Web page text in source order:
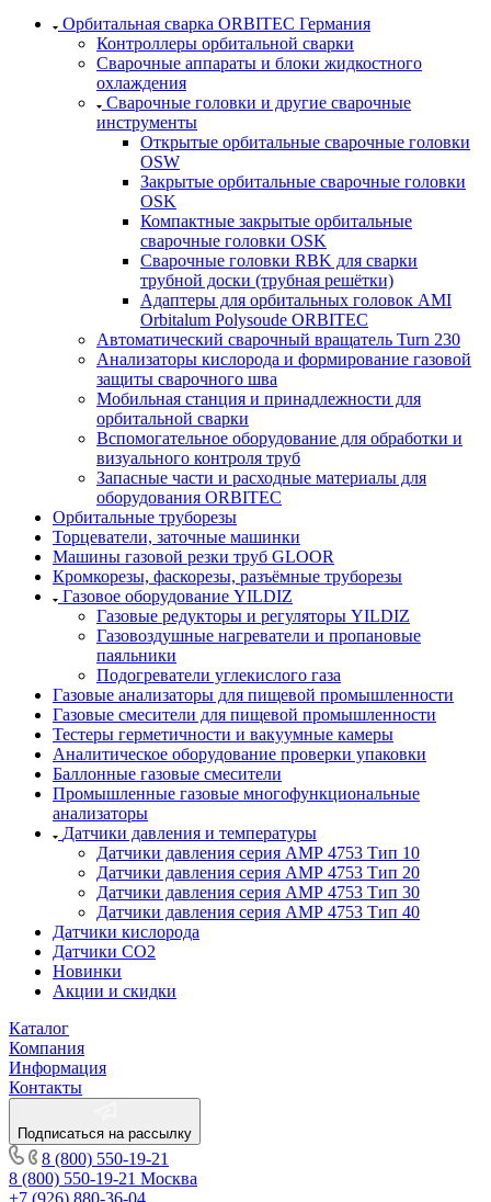
Орбитальная сварка ORBITEC Германия
Контроллеры орбитальной сварки
Сварочные аппараты и блоки жидкостного
охлаждения
Сварочные головки и другие сварочные
инструменты
Открытые орбитальные сварочные головки
OSW
Закрытые орбитальные сварочные головки
OSK
Компактные закрытые орбитальные
сварочные головки OSK
Сварочные головки RBK для сварки
трубной доски (трубная решётки)
Адаптеры для орбитальных головок AMI
Orbitalum Polysoude ORBITEC
Автоматический сварочный вращатель Turn 230
Анализаторы кислорода и формирование газовой
защиты сварочного шва
Мобильная станция и принадлежности для
орбитальной сварки
Вспомогательное оборудование для обработки и
визуального контроля труб
Запасные части и расходные материалы для
оборудования ORBITEC
Орбитальные труборезы
Торцеватели, заточные машинки
Машины газовой резки труб GLOOR
Кромкорезы, фаскорезы, разъёмные труборезы
Газовое оборудование YILDIZ
Газовые редукторы и регуляторы YILDIZ
Газовоздушные нагреватели и пропановые
паяльники
Подогреватели углекислого газа
Газовые анализаторы для пищевой промышленности
Газовые смесители для пищевой промышленности
Тестеры герметичности и вакуумные камеры
Аналитическое оборудование проверки упаковки
Баллонные газовые смесители
Промышленные газовые многофункциональные
анализаторы
Датчики давления и температуры
Датчики давления серия АМР 4753 Тип 10
Датчики давления серия АМР 4753 Тип 20
Датчики давления серия АМР 4753 Тип 30
Датчики давления серия АМР 4753 Тип 40
Датчики кислорода
Датчики CO2
Новинки
Акции и скидки
Каталог
Компания
Информация
Контакты
Подписаться на рассылку
8 (800) 550-19-21
8 (800) 550-19-21 Москва
+7 (926) 880-36-04